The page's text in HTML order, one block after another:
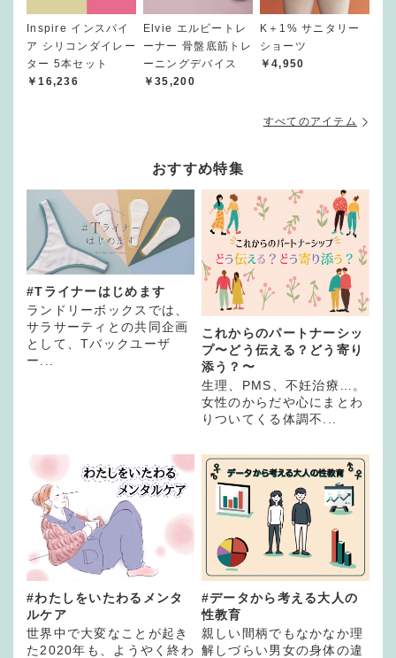
Inspire インスパイ
ア シリコンダイレー
ター 5本セット
￥16,236
Elvie エルビートレ
ーナー 骨盤底筋トレ
ーニングデバイス
￥35,200
K＋1% サニタリー
ショーツ
￥4,950
すべてのアイテム
おすすめ特集
#Tライナーはじめます
ランドリーボックスでは、
サラサーティとの共同企画
として、Tバックユーザ
ー...
これからのパートナーシッ
プ〜どう伝える？どう寄り
添う？〜
生理、PMS、不妊治療…。
女性のからだや心にまとわ
りついてくる体調不...
#わたしをいたわるメンタ
ルケア
世界中で大変なことが起き
た2020年も、ようやく終わ
#データから考える大人の
性教育
親しい間柄でもなかなか理
解しづらい男女の身体の違